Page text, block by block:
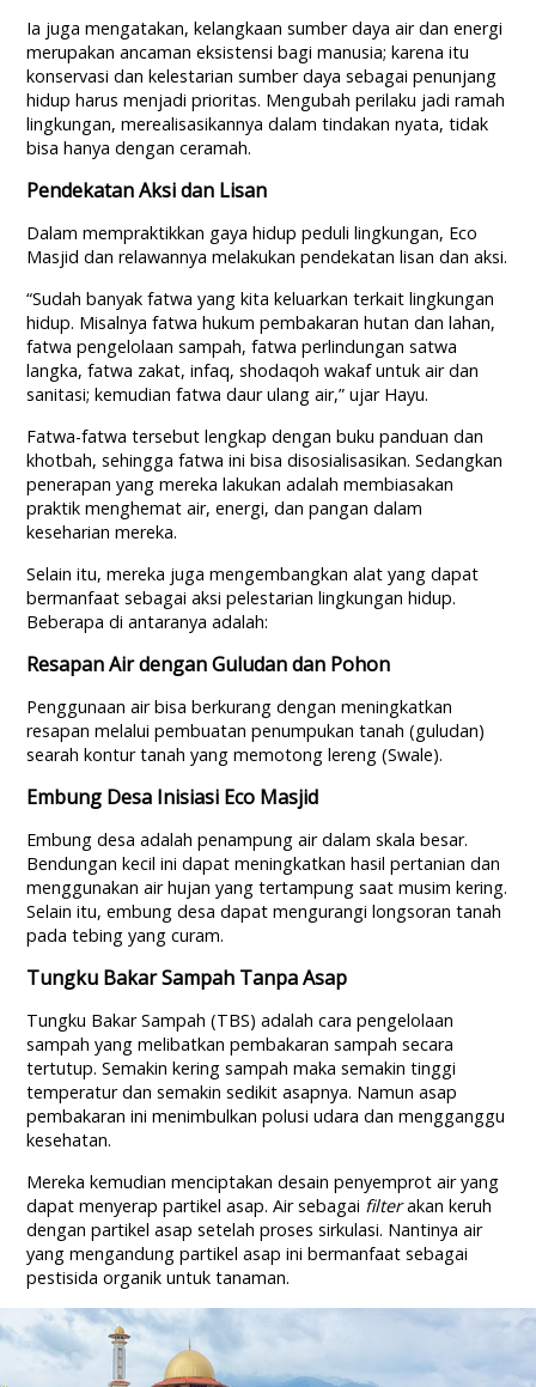
Ia juga mengatakan, kelangkaan sumber daya air dan energi
merupakan ancaman eksistensi bagi manusia; karena itu
konservasi dan kelestarian sumber daya sebagai penunjang
hidup harus menjadi prioritas. Mengubah perilaku jadi ramah
lingkungan, merealisasikannya dalam tindakan nyata, tidak
bisa hanya dengan ceramah.
Pendekatan Aksi dan Lisan
Dalam mempraktikkan gaya hidup peduli lingkungan, Eco
Masjid dan relawannya melakukan pendekatan lisan dan aksi.
“Sudah banyak fatwa yang kita keluarkan terkait lingkungan
hidup. Misalnya fatwa hukum pembakaran hutan dan lahan,
fatwa pengelolaan sampah, fatwa perlindungan satwa
langka, fatwa zakat, infaq, shodaqoh wakaf untuk air dan
sanitasi; kemudian fatwa daur ulang air,” ujar Hayu.
Fatwa-fatwa tersebut lengkap dengan buku panduan dan
khotbah, sehingga fatwa ini bisa disosialisasikan. Sedangkan
penerapan yang mereka lakukan adalah membiasakan
praktik menghemat air, energi, dan pangan dalam
keseharian mereka.
Selain itu, mereka juga mengembangkan alat yang dapat
bermanfaat sebagai aksi pelestarian lingkungan hidup.
Beberapa di antaranya adalah:
Resapan Air dengan Guludan dan Pohon
Penggunaan air bisa berkurang dengan meningkatkan
resapan melalui pembuatan penumpukan tanah (guludan)
searah kontur tanah yang memotong lereng (Swale).
Embung Desa Inisiasi Eco Masjid
Embung desa adalah penampung air dalam skala besar.
Bendungan kecil ini dapat meningkatkan hasil pertanian dan
menggunakan air hujan yang tertampung saat musim kering.
Selain itu, embung desa dapat mengurangi longsoran tanah
pada tebing yang curam.
Tungku Bakar Sampah Tanpa Asap
Tungku Bakar Sampah (TBS) adalah cara pengelolaan
sampah yang melibatkan pembakaran sampah secara
tertutup. Semakin kering sampah maka semakin tinggi
temperatur dan semakin sedikit asapnya. Namun asap
pembakaran ini menimbulkan polusi udara dan mengganggu
kesehatan.
Mereka kemudian menciptakan desain penyemprot air yang
dapat menyerap partikel asap. Air sebagai filterakan keruh
dengan partikel asap setelah proses sirkulasi. Nantinya air
yang mengandung partikel asap ini bermanfaat sebagai
pestisida organik untuk tanaman.